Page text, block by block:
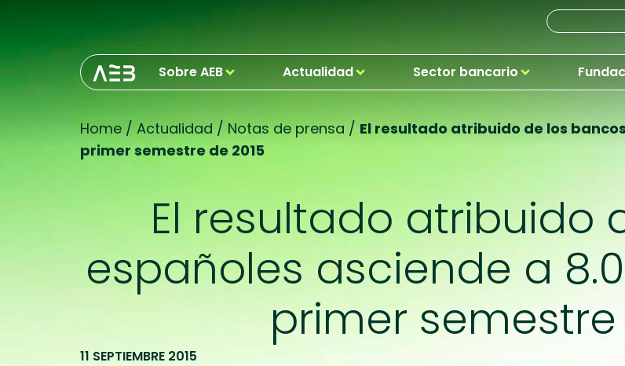
Sobre AEB Actualidad Sector bancario
Home / Actualidad / Notas de prensa / El resultado atribuido de los
primer semestre de 2015
El resultado atribuido
españoles asciende a
primer semestre
11 SEPTIEMBRE 2015